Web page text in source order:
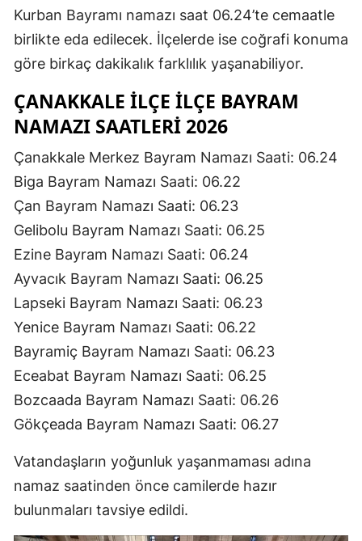
Kurban Bayramı namazı saat 06.24’te cemaatle
birlikte eda edilecek. İlçelerde ise coğrafi konuma
göre birkaç dakikalık farklılık yaşanabiliyor.
ÇANAKKALE İLÇE İLÇE BAYRAM
NAMAZI SAATLERI 2026
Çanakkale Merkez Bayram Namazı Saati: 06.24
Biga Bayram Namazı Saati: 06.22
Çan Bayram Namazı Saati: 06.23
Gelibolu Bayram Namazı Saati: 06.25
Ezine Bayram Namazı Saati: 06.24
Ayvacık Bayram Namazı Saati: 06.25
Lapseki Bayram Namazı Saati: 06.23
Yenice Bayram Namazı Saati: 06.22
Bayramiç Bayram Namazı Saati: 06.23
Eceabat Bayram Namazı Saati: 06.25
Bozcaada Bayram Namazı Saati: 06.26
Gökçeada Bayram Namazı Saati: 06.27
Vatandaşların yoğunluk yaşanmaması adına
namaz saatinden önce camilerde hazır
bulunmaları tavsiye edildi.